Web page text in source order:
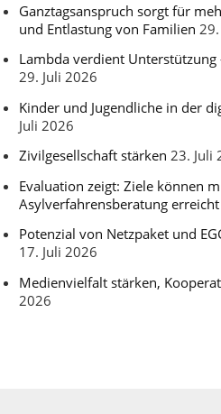
Ganztagsanspruch sorgt für
und Entlastung von Familien
Lambda verdient
29. Juli 2026
Kinder und Jugendliche in der
Juli 2026
Zivilgesellschaft stärken 23. Juli
Evaluation zeigt: Ziele können
Asylverfahrensberatung
Potenzial von Netzpaket und
17. Juli 2026
Medienvielfalt stärken,
2026